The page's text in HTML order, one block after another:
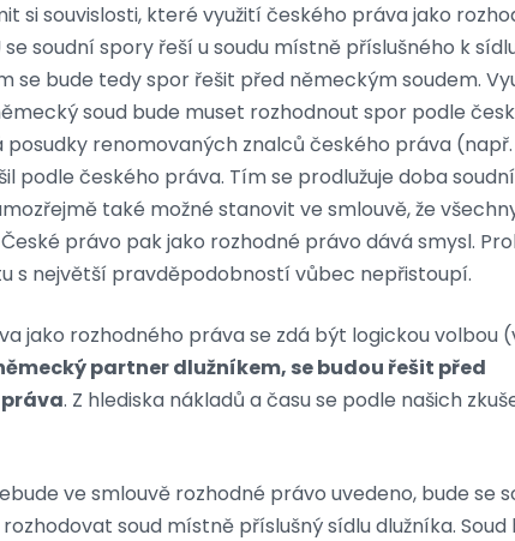
si souvislosti, které využití českého práva jako
soudní spory řeší u soudu místně příslušného k
se bude tedy spor řešit před německým soudem.
soud bude muset rozhodnout spor podle
renomovaných znalců českého práva (např.
podle českého práva. Tím se prodlužuje doba
také možné stanovit ve smlouvě, že
právo pak jako rozhodné právo dává smysl.
s největší pravděpodobností vůbec nepřistoupí.
jako rozhodného práva se zdá být logickou volbou
partner dlužníkem, se budou řešit před
. Z hlediska nákladů a času se podle našich
ve smlouvě rozhodné právo uvedeno, bude se
soud místně příslušný sídlu dlužníka. Soud